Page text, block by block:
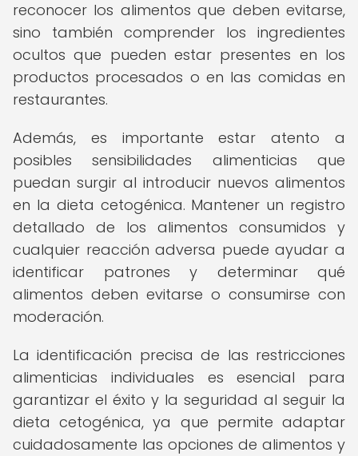
reconocer los alimentos que deben evitarse,
sino también comprender los ingredientes
ocultos que pueden estar presentes en los
productos procesados o en las comidas en
restaurantes.
Además, es importante estar atento a
posibles sensibilidades alimenticias que
puedan surgir al introducir nuevos alimentos
en la dieta cetogénica. Mantener un registro
detallado de los alimentos consumidos y
cualquier reacción adversa puede ayudar a
identificar patrones y determinar qué
alimentos deben evitarse o consumirse con
moderación.
La identificación precisa de las restricciones
alimenticias individuales es esencial para
garantizar el éxito y la seguridad al seguir la
dieta cetogénica, ya que permite adaptar
cuidadosamente las opciones de alimentos y